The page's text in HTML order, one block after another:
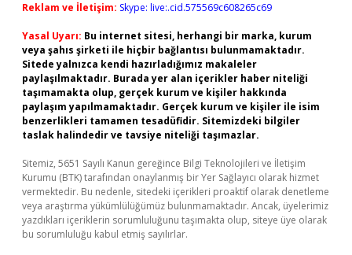
Reklam ve İletişim: Skype: live:.cid.575569c608265c69
Yasal Uyarı: Bu internet sitesi, herhangi bir marka, kurum
veya şahıs şirketi ile hiçbir bağlantısı bulunmamaktadır.
Sitede yalnızca kendi hazırladığımız makaleler
paylaşılmaktadır. Burada yer alan içerikler haber niteliği
taşımamakta olup, gerçek kurum ve kişiler hakkında
paylaşım yapılmamaktadır. Gerçek kurum ve kişiler ile isim
benzerlikleri tamamen tesadüfidir. Sitemizdeki bilgiler
taslak halindedir ve tavsiye niteliği taşımazlar.
Sitemiz, 5651 Sayılı Kanun gereğince Bilgi Teknolojileri ve İletişim
Kurumu (BTK) tarafından onaylanmış bir Yer Sağlayıcı olarak hizmet
vermektedir. Bu nedenle, sitedeki içerikleri proaktif olarak denetleme
veya araştırma yükümlülüğümüz bulunmamaktadır. Ancak, üyelerimiz
yazdıkları içeriklerin sorumluluğunu taşımakta olup, siteye üye olarak
bu sorumluluğu kabul etmiş sayılırlar.